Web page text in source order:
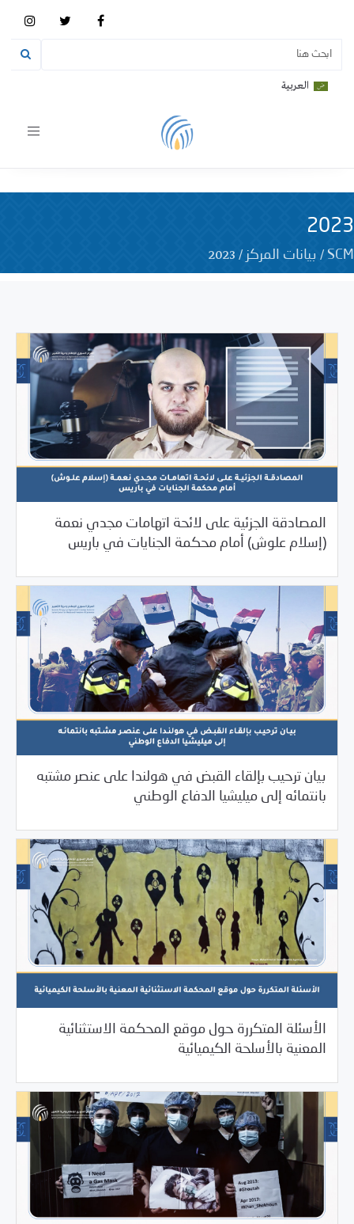
العربية
Toggle
2023
SCM
/ بيانات المركز /
2023
المصادقة الجزئية على لائحة اتهامات مجدي نعمة
(إسلام علوش) أمام محكمة الجنايات في باريس
12/11/2023
2023
/بيانات المركز
بيان ترحيب بإلقاء القبض في هولندا على عنصر مشتبه
بانتمائه إلى ميليشيا الدفاع الوطني
12/08/2023
2023
/بيانات المركز
الأسئلة المتكررة حول موقع المحكمة الاستثنائية
المعنية بالأسلحة الكيميائية
11/30/2023
2023
/بيانات المركز